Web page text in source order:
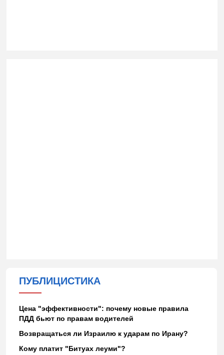
ПУБЛИЦИСТИКА
Цена "эффективности": почему новые правила
ПДД бьют по правам водителей
Возвращаться ли Израилю к ударам по Ирану?
Кому платит "Битуах леуми"?